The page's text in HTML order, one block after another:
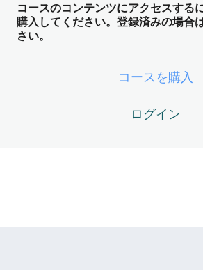
5レッスン
Magnum Opus Module04
イプと魂の設計図 ──
（黒化） ── Fornix（内な
コースのコンテンツにアクセスする
購入してください。登録済みの場合
さい。
コースを購入
ログイン